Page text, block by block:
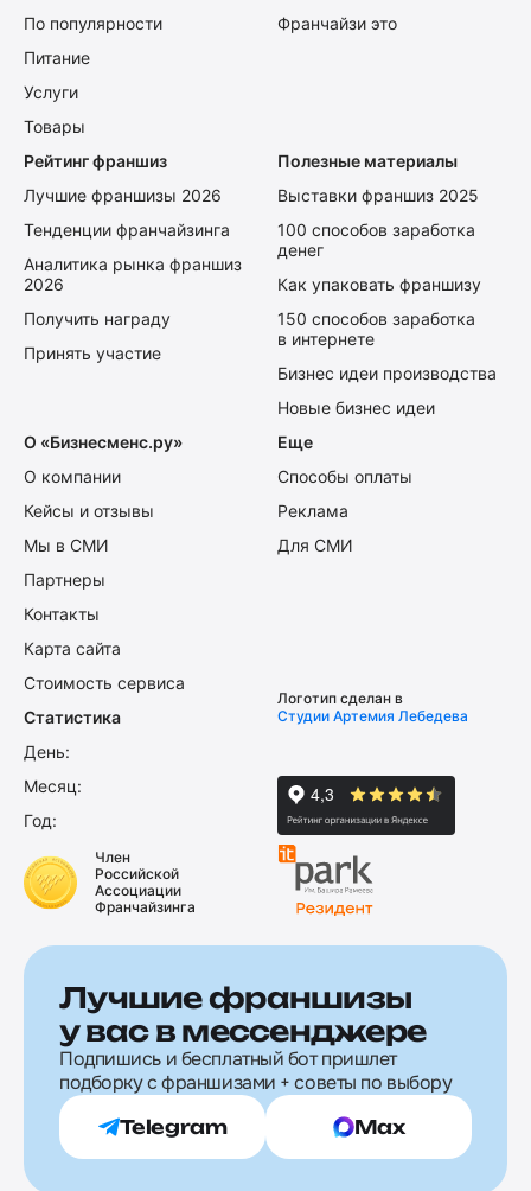
По популярности
Питание
Услуги
Товары
Франчайзи это
Рейтинг франшиз
Лучшие франшизы 2026
Тенденции франчайзинга
Аналитика рынка франшиз
2026
Получить награду
Принять участие
Полезные материалы
Выставки франшиз 2025
100 способов заработка
денег
Как упаковать франшизу
150 способов заработка
в интернете
Бизнес идеи производства
Новые бизнес идеи
О «Бизнесменс.ру»
О компании
Кейсы и отзывы
Мы в СМИ
Партнеры
Контакты
Карта сайта
Стоимость сервиса
Еще
Способы оплаты
Реклама
Для СМИ
Статистика
День:
Месяц:
Год:
Логотип сделан в
Студии Артемия Лебедева
Член
Российской
Ассоциации
Франчайзинга
Лучшие франшизы
у вас в мессенджере
Подпишись и бесплатный бот пришлет
подборку с франшизами + советы по выбору
Telegram Max